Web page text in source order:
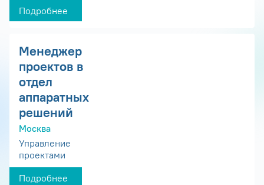
Подробнее
Менеджер
проектов в
отдел
аппаратных
решений
Москва
Управление
проектами
Подробнее